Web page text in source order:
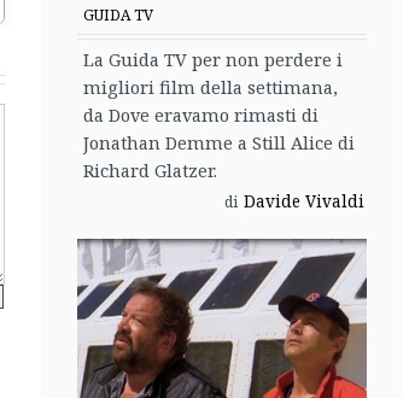
GUIDA TV
La Guida TV per non perdere i
migliori film della settimana,
da Dove eravamo rimasti di
Jonathan Demme a Still Alice di
Richard Glatzer.
di Davide Vivaldi